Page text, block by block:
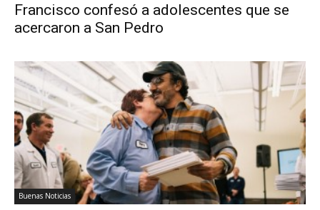
Francisco confesó a adolescentes que se
acercaron a San Pedro
Buenas Noticias